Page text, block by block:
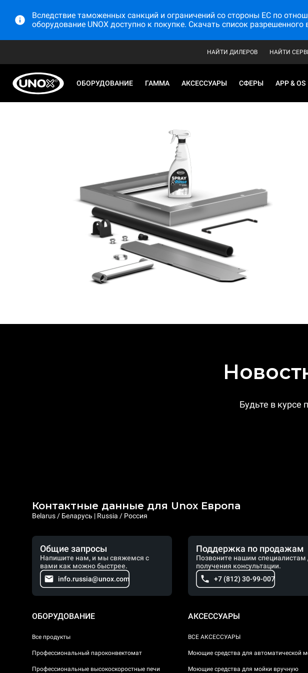
Вследствие таможенных санкций и ограничений со стороны ЕС по
оборудование UNOX доступно к покупке. Скачать список
НАЙТИ ДИЛЕРОВ НАЙТИ
ОБОРУДОВАНИЕ ГАММА АКСЕССУАРЫ СФЕРЫ APP & OS
Будьте в курсе
Контактные данные для Unox Европа
Belarus / Беларусь | Russia / Россия
Общие запросы
Напишите нам, и мы свяжемся с
вами как можно быстрее.
info.russia@unox.com
Поддержка по продажам
Позвоните нашим специалистам
получения консультации.
+7 (812) 30-99-007
ОБОРУДОВАНИЕ
Все продукты
Профессиональный пароконвектомат
Профессиональные высокоскоростные печи
АКСЕССУАРЫ
ВСЕ АКСЕССУАРЫ
Моющие средства для автоматической
Моющие средства для мойки вручную